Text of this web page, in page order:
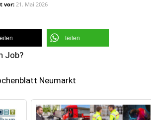
vor:21. Mai 2026
teilen
Job?
Neumarkt